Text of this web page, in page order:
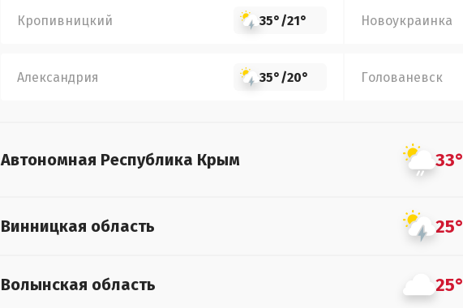
Кропивницкий 35°/21° Новоукраинка
Александрия 35°/20° Голованевск
Автономная Республика Крым 33°
Винницкая область 25°
Волынская область 25°